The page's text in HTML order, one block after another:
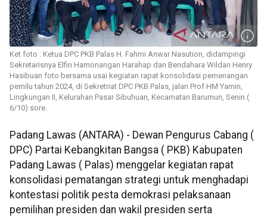
Ket foto : Ketua DPC PKB Palas H. Fahmi Anwar Nasution, didampingi
Sekretarisnya Elfin Hamonangan Harahap dan Bendahara Wildan Henry
Hasibuan foto bersama usai kegiatan rapat konsolidasi pemenangan
pemilu tahun 2024, di Sekretriat DPC PKB Palas, jalan Prof HM Yamin,
Lingkungan II, Kelurahan Pasar Sibuhuan, Kecamatan Barumun, Senin (
6/10) sore.
Padang Lawas (ANTARA) - Dewan Pengurus Cabang (
DPC) Partai Kebangkitan Bangsa ( PKB) Kabupaten
Padang Lawas ( Palas) menggelar kegiatan rapat
konsolidasi pematangan strategi untuk menghadapi
kontestasi politik pesta demokrasi pelaksanaan
pemilihan presiden dan wakil presiden serta